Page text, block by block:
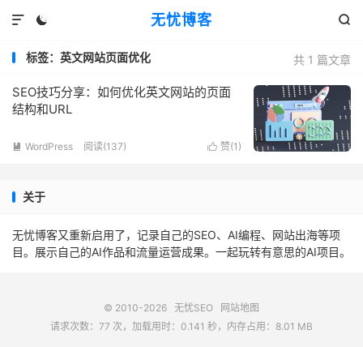
无忧博客
 

共 1 篇文章
标签：英文网站页面优化
SEO技巧分享：如何优化英文网站的页面
结构和URL
 赞(1 )
 WordPress 阅读(137)
关于
无忧博客又重新启用了，记录自己的SEO、AI编程、网站出海等项
目。展示自己的AI作品和流量运营成果。一起玩转有意思的AI项目。
© 2010-2026 无忧SEO
网站地图
请求次数：77 次，加载用时：0.141 秒，内存占用：8.01 MB